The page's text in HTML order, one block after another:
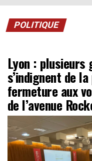
POLITIQUE
Lyon : plusieurs
s’indignent de
fermeture aux
de l’avenue